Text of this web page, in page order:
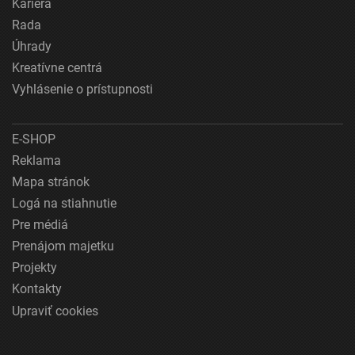
Kariéra
Rada
Úhrady
Kreatívne centrá
Vyhlásenie o prístupnosti
E-SHOP
Reklama
Mapa stránok
Logá na stiahnutie
Pre médiá
Prenájom majetku
Projekty
Kontakty
Upraviť cookies